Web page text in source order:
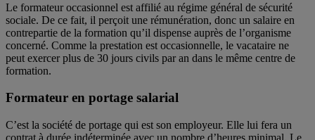
Le formateur occasionnel est affilié au régime général de sécurité
sociale. De ce fait, il perçoit une rémunération, donc un salaire en
contrepartie de la formation qu’il dispense auprès de l’organisme
concerné. Comme la prestation est occasionnelle, le vacataire ne
peut exercer plus de 30 jours civils par an dans le même centre de
formation.
Formateur en portage salarial
C’est la société de portage qui est son employeur. Elle lui fera un
contrat à durée indéterminée avec un nombre d’heures minimal. Le